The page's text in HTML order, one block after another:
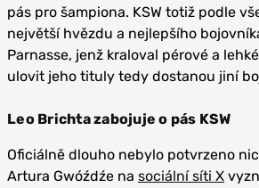
pás pro šampiona. KSW totiž podle
největší hvězdu a nejlepšího
Parnasse, jenž kraloval pérové a
ulovit jeho tituly tedy dostanou jiní
Leo Brichta zabojuje o pás KSW
Oficiálně dlouho nebylo potvrzeno
Artura Gwóźdźe na sociální síti X